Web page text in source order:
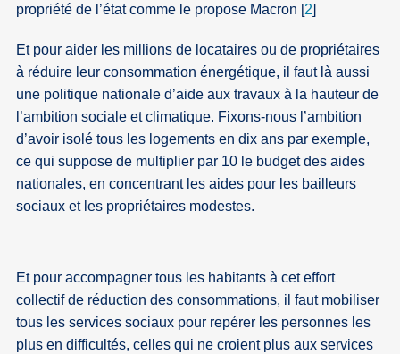
propriété de l’état comme le propose Macron [2]
Et pour aider les millions de locataires ou de propriétaires
à réduire leur consommation énergétique, il faut là aussi
une politique nationale d’aide aux travaux à la hauteur de
l’ambition sociale et climatique. Fixons-nous l’ambition
d’avoir isolé tous les logements en dix ans par exemple,
ce qui suppose de multiplier par 10 le budget des aides
nationales, en concentrant les aides pour les bailleurs
sociaux et les propriétaires modestes.
Et pour accompagner tous les habitants à cet effort
collectif de réduction des consommations, il faut mobiliser
tous les services sociaux pour repérer les personnes les
plus en difficultés, celles qui ne croient plus aux services